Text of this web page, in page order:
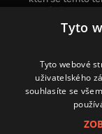
nová videa a
k prohloubení
Přihlášením k
zpracování osobních
Tyto
Tyto webové
uživatelského
souhlasíte se